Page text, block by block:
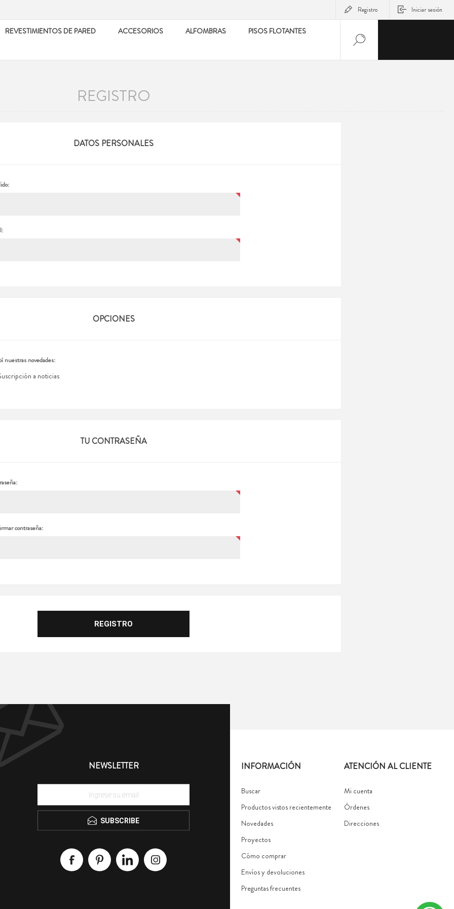
Registro Iniciar sesión
REVESTIMIENTOS DE PARED ACCESORIOS ALFOMBRAS
PISOS FLOTANTES
REGISTRO
DATOS PERSONALES
OPCIONES
nuestras novedades:
a noticias
TU CONTRASEÑA
contraseña:
NEWSLETTER
SUBSCRIBE
INFORMACIÓN
Buscar
Productos vistos recientemente
Novedades
Proyectos
Cómo comprar
Envíos y devoluciones
Preguntas frecuentes
ATENCIÓN AL CLIENTE
Mi cuenta
Órdenes
Direcciones